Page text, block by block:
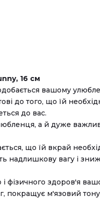
16 см
вашому
до того, що їй
до вас.
а й дуже
що їй вкрай
надлишкову вагу і
фізичного здоров'я
покращує м'язовий